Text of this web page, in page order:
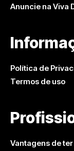
Anuncie na Viva
Política de
Termos de uso
Vantagens de